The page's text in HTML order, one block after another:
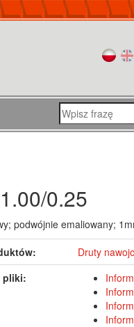
0.25
podwójnie emaliowany;
Druty
pliki: